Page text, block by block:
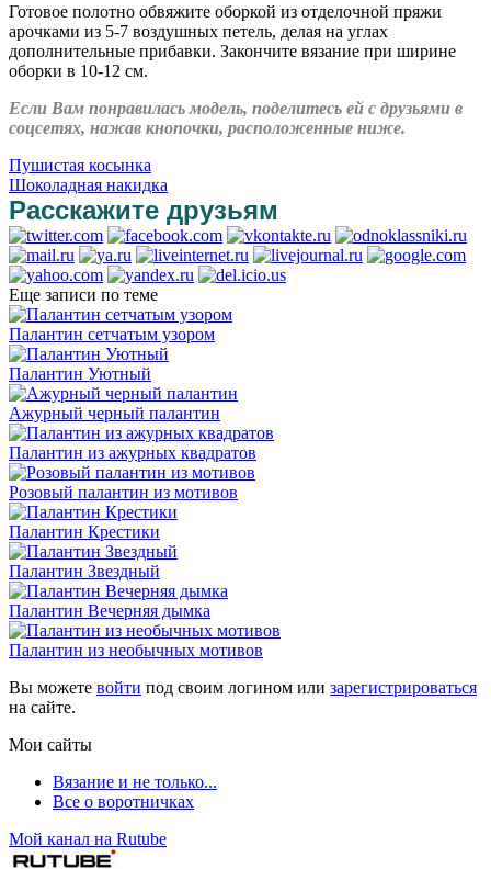
Готовое полотно обвяжите оборкой из отделочной пряжи
арочками из 5-7 воздушных петель, делая на углах
дополнительные прибавки. Закончите вязание при ширине
оборки в 10-12 см.
Если Вам понравилась модель, поделитесь ей с друзьями в
соцсетях, нажав кнопочки, расположенные ниже.
Пушистая косынка
Шоколадная накидка
Расскажите друзьям
Еще записи по теме
Палантин сетчатым узором
Палантин Уютный
Ажурный черный палантин
Палантин из ажурных квадратов
Розовый палантин из мотивов
Палантин Крестики
Палантин Звездный
Палантин Вечерняя дымка
Палантин из необычных мотивов
Вы можете войти под своим логином или зарегистрироваться
на сайте.
Мои сайты
Вязание и не только...
Все о воротничках
Мой канал на Rutube